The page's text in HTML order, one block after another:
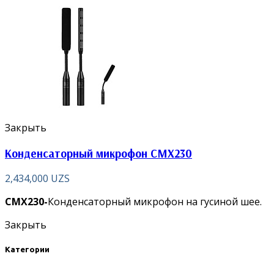
Закрыть
Конденсаторный микрофон CMX230
2,434,000 UZS
CMX230-Конденсаторный микрофон на гусиной шее.
Закрыть
Категории